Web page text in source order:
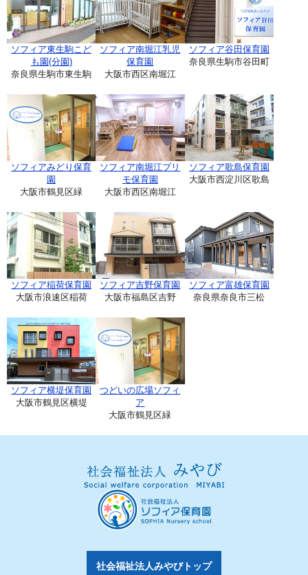
ソフィア東生駒こど
も園(分園)
奈良県生駒市東生駒
ソフィア南堀江乳児
保育園
大阪市西区南堀江
ソフィア谷田保育園
奈良県生駒市谷田町
ソフィアみどり保育
園
大阪市鶴見区緑
ソフィア南堀江プリ
モ保育園
大阪市西区南堀江
ソフィア歌島保育園
大阪市西淀川区歌島
ソフィア稲荷保育園
大阪市浪速区稲荷
ソフィア吉野保育園
大阪市福島区吉野
ソフィア富雄保育園
奈良県奈良市三松
ソフィア横堤保育園
大阪市鶴見区横堤
つどいの広場ソフィ
ア
大阪市鶴見区緑
社会福祉法人みやびトップ